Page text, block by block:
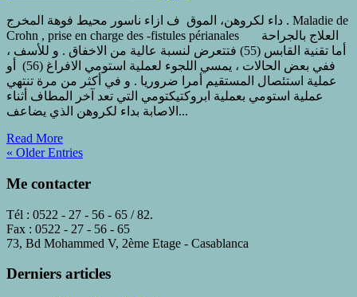
داء لكروهن، الموق ف ازاء ناسور محيط فوهة المخرج . Maladie de
Crohn , prise en charge des -fistules périanales العلاج بالجراحة
أما تقنية القابس (55) فتتعرض لنسبة عالية من الاخفاق . و للأسف ،
ففي بعض الحالات ، يمسي اللجوء لعملية استومي الافراغ (56) أو
عملية استئصال المستقيم أمرا ضروريا . و في أكثر من مرة تنتهي
عملية استومي بعملية ابروكتيكتومي التي تعد آخر المطاف أثناء
الاصابة بداء لكروهن الذي يضاعف...
Read More
« Older Entries
Me contacter
Tél : 0522 - 27 - 56 - 65 / 82.
Fax : 0522 - 27 - 56 - 65
73, Bd Mohammed V, 2ème Etage - Casablanca
Derniers articles